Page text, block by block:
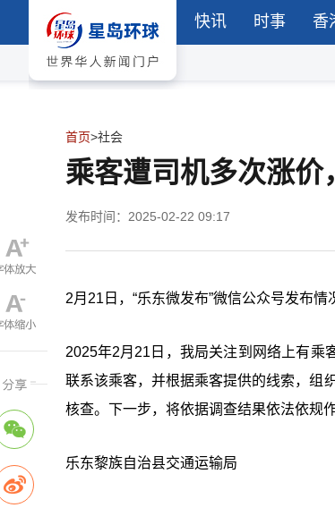
快讯 时事 香
首页>社会
乘客遭司机多次涨
发布时间：2025-02-22 09:17
2月21日，“乐东微发布”微信公众号发布情
2025年2月21日，我局关注到网络上有乘
联系该乘客，并根据乘客提供的线索，组
核查。下一步，将依据调查结果依法依规
乐东黎族自治县交通运输局